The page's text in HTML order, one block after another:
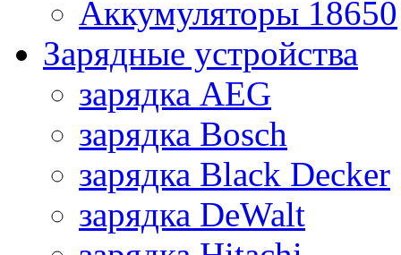
Аккумуляторы 18650
Зарядные устройства
зарядка AEG
зарядка Bosch
зарядка Black Decker
зарядка DeWalt